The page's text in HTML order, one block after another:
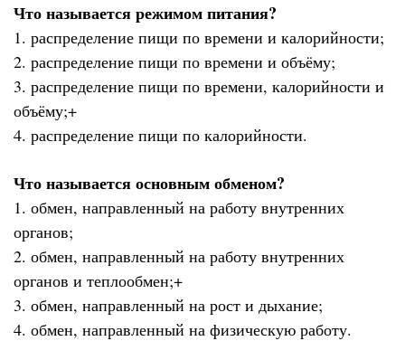
Что называется режимом питания?
1. распределение пищи по времени и калорийности;
2. распределение пищи по времени и объёму;
3. распределение пищи по времени, калорийности и
объёму;+
4. распределение пищи по калорийности.
Что называется основным обменом?
1. обмен, направленный на работу внутренних
органов;
2. обмен, направленный на работу внутренних
органов и теплообмен;+
3. обмен, направленный на рост и дыхание;
4. обмен, направленный на физическую работу.